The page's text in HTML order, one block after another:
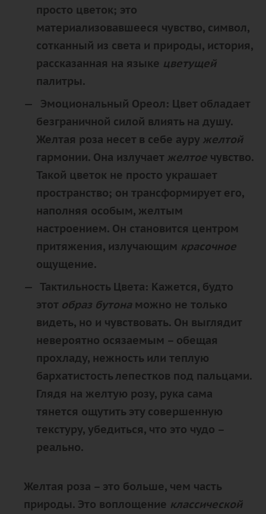
просто цветок; это
материализовавшееся чувство, символ,
сотканный из света и природы, история,
рассказанная на языке цветущей
палитры.
Эмоциональный Ореол: Цвет обладает
безграничной силой влиять на душу.
Желтая роза несет в себе ауру желтой
гармонии. Она излучает желтое чувство.
Такой цветок не просто украшает
пространство; он трансформирует его,
наполняя особым, желтым
настроением. Он становится центром
притяжения, излучающим красочное
ощущение.
Тактильность Цвета: Кажется, будто
этот образ бутонаможно не только
видеть, но и чувствовать. Он выглядит
невероятно осязаемым – обещая
прохладу, нежность или теплую
бархатистость лепестков под пальцами.
Глядя на желтую розу, рука сама
тянется ощутить эту совершенную
текстуру, убедиться, что это чудо –
реально.
Желтая роза – это больше, чем часть
природы. Это воплощение классической